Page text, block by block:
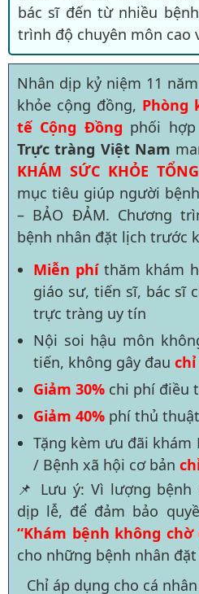
bác sĩ đến từ nhiều
trình độ chuyên môn cao
Nhân dịp kỷ niệm 11
khỏe cộng đồng, Phòng
tế Cộng Đồng phối
Trực tràng Việt Nam
KHÁM SỨC KHỎE
mục tiêu giúp người bệnh
– BẢO ĐẢM. Chương
bệnh nhân đặt lịch trước
Miễn phíthăm khám
giáo sư, tiến sĩ, bác sĩ
trực tràng uy tín
Nội soi hậu môn
tiến, không gây đau chỉ
Giảm 30% chi phí điều
Giảm 40% phí thủ thuật
Tặng kèm ưu đãi khám
/ Bệnh xã hội cơ bản
📌 Lưu ý: Vì lượng
dịp lễ, để đảm bảo
“Khám bệnh không chờ
cho những bệnh nhân
Chỉ áp dụng cho cá